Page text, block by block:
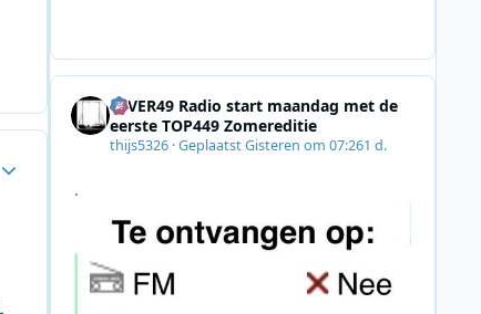
AB2831C8A639&utm_medium=email&utm_co
8F09201A140D&utm_source=SmartBrief
4EVER49 Radio start maandag met de
eerste TOP449 Zomereditie
thijs5326·GeplaatstGisteren om 07:261 d.
.